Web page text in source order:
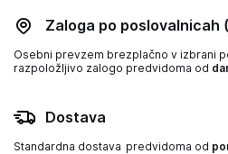
Zaloga po poslovalnicah
Osebni prevzem brezplačno v izbrani
razpoložljivo zalogo predvidoma od
Dostava
Standardna dostava predvidoma od